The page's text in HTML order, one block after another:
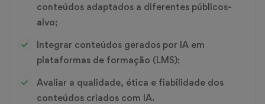
conteúdos adaptados a diferentes públicos-
alvo;
Integrar conteúdos gerados por IA em
plataformas de formação (LMS);
Avaliar a qualidade, ética e fiabilidade dos
conteúdos criados com IA.